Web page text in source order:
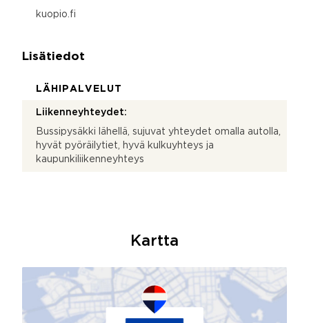
kuopio.fi
Lisätiedot
LÄHIPALVELUT
Liikenneyhteydet:
Bussipysäkki lähellä, sujuvat yhteydet omalla autolla,
hyvät pyöräilytiet, hyvä kulkuyhteys ja
kaupunkiliikenneyhteys
Kartta